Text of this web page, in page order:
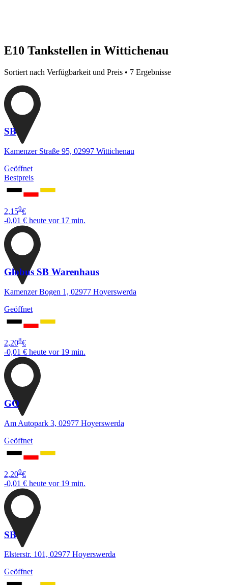
E10 Tankstellen in Wittichenau
Sortiert nach Verfügbarkeit und Preis • 7 Ergebnisse
SB
Kamenzer Straße 95, 02997 Wittichenau
Geöffnet
Bestpreis
2,159€
-0,01 € heute vor 17 min.
Globus SB Warenhaus
Kamenzer Bogen 1, 02977 Hoyerswerda
Geöffnet
2,208€
-0,01 € heute vor 19 min.
GO
Am Autopark 3, 02977 Hoyerswerda
Geöffnet
2,209€
-0,01 € heute vor 19 min.
SB
Elsterstr. 101, 02977 Hoyerswerda
Geöffnet